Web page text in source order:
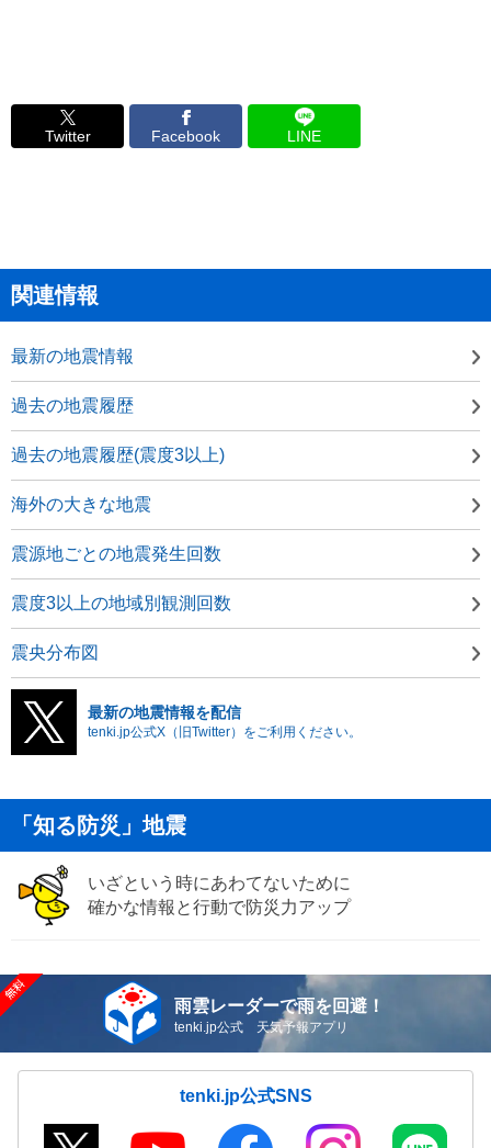
Twitter Facebook LINE
関連情報
最新の地震情報
過去の地震履歴
過去の地震履歴(震度3以上)
海外の大きな地震
震源地ごとの地震発生回数
震度3以上の地域別観測回数
震央分布図
最新の地震情報を配信
tenki.jp公式X（旧Twitter）をご利用ください。
「知る防災」地震
いざという時にあわてないために
確かな情報と行動で防災力アップ
雨雲レーダーで雨を回避！
tenki.jp公式 天気予報アプリ
tenki.jp公式SNS